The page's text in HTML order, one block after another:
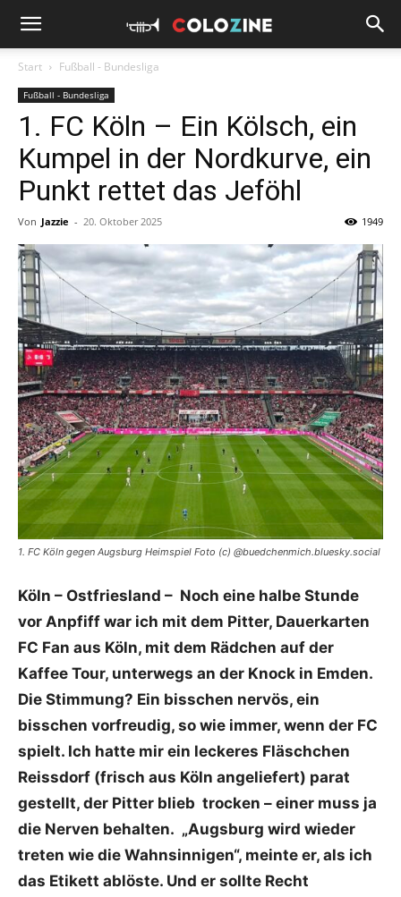
Start Fußball - Bundesliga
Fußball - Bundesliga
1. FC Köln – Ein Kölsch, ein
Kumpel in der Nordkurve, ein
Punkt rettet das Jeföhl
Von Jazzie - 20. Oktober 2025 1949
1. FC Köln gegen Augsburg Heimspiel Foto (c) @buedchenmich.bluesky.social
Köln – Ostfriesland – Noch eine halbe Stunde
vor Anpfiff war ich mit dem Pitter, Dauerkarten
FC Fan aus Köln, mit dem Rädchen auf der
Kaffee Tour, unterwegs an der Knock in Emden.
Die Stimmung? Ein bisschen nervös, ein
bisschen vorfreudig, so wie immer, wenn der FC
spielt. Ich hatte mir ein leckeres Fläschchen
Reissdorf (frisch aus Köln angeliefert) parat
gestellt, der Pitter blieb trocken – einer muss ja
die Nerven behalten. „Augsburg wird wieder
treten wie die Wahnsinnigen“, meinte er, als ich
das Etikett ablöste. Und er sollte Recht